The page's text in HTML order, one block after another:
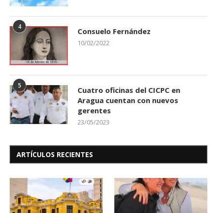
4 Consuelo Fernández
10/02/2022
5
Cuatro oficinas del CICPC en
Aragua cuentan con nuevos
gerentes
23/05/2023
ARTÍCULOS RECIENTES